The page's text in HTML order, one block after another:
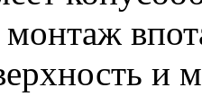
и